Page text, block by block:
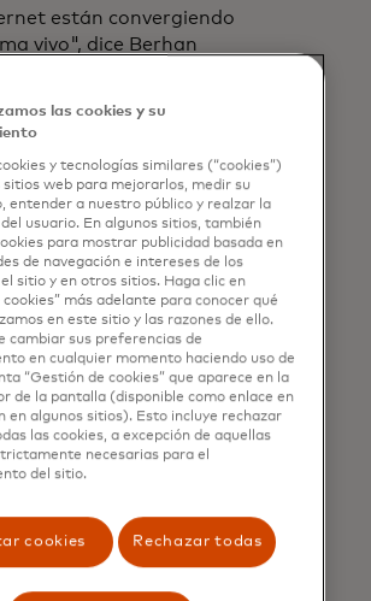
están convergiendo
vivo", dice Berhan
fue claro para mí a
ingresé a fintech,
transformación
más allá de lo que
hoy".
de bloques
para RWAfi.
componible y
para tokenizar,
RWA en la cadena.
financiera
las finanzas
de la lente de la
dice Teddy
y cofundador. "En
dando forma a ese
del mundo real a
nuevas eficiencias,
global".
las cookies y su
y tecnologías similares (“cookies”)
sitios web para mejorarlos, medir su
entender a nuestro público y realzar la
usuario. En algunos sitios, también
para mostrar publicidad basada en
de navegación e intereses de los
sitio y en otros sitios. Haga clic en
cookies” más adelante para conocer qué
en este sitio y las razones de ello.
cambiar sus preferencias de
en cualquier momento haciendo uso de
“Gestión de cookies” que aparece en la
de la pantalla (disponible como enlace en
en algunos sitios). Esto incluye rechazar
las cookies, a excepción de aquellas
necesarias para el
del sitio.
cookies Rechazar todas